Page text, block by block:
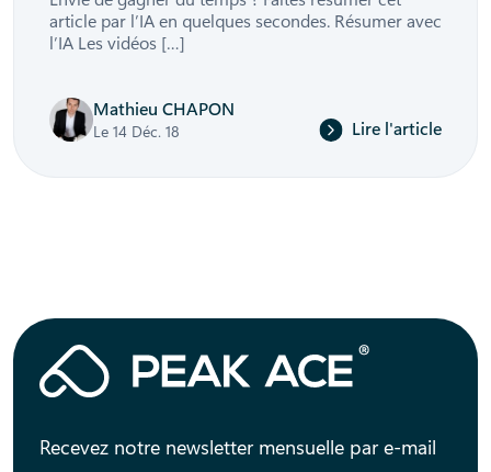
article par l’IA en quelques secondes. Résumer avec
l’IA Les vidéos […]
Mathieu CHAPON
Le 14 Déc. 18 Lire l'article
Recevez notre newsletter mensuelle par e-mail